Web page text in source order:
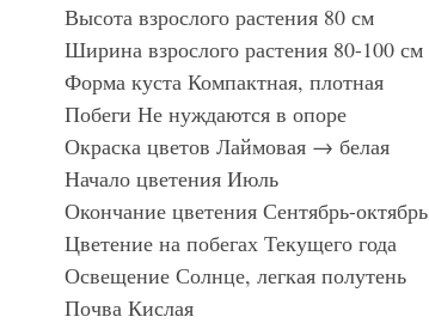
Высота взрослого растения 80 см
Ширина взрослого растения 80-100 см
Форма куста Компактная, плотная
Побеги Не нуждаются в опоре
Окраска цветов Лаймовая → белая
Начало цветения Июль
Окончание цветения Сентябрь-октябрь
Цветение на побегах Текущего года
Освещение Солнце, легкая полутень
Почва Кислая